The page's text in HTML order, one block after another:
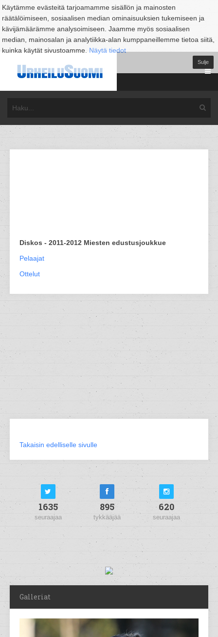
Käytämme evästeitä tarjoamamme sisällön ja mainosten
räätälöimiseen, sosiaalisen median ominaisuuksien tukemiseen ja
kävijämäärämme analysoimiseen. Jaamme myös sosiaalisen
median, mainosalan ja analytiikka-alan kumppaneillemme tietoa siitä,
kuinka käytät sivustoamme. Näytä tiedot
Sulje
Diskos - 2011-2012 Miesten edustusjoukkue
Pelaajat
Ottelut
Takaisin edelliselle sivulle
1635
seuraajaa
895
tykkääjää
620
seuraajaa
Galleriat